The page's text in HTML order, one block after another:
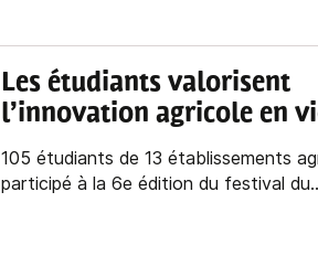
Les étudiants valorisent
l’innovation agricole en
105 étudiants de 13 établissements
participé à la 6e édition du festival